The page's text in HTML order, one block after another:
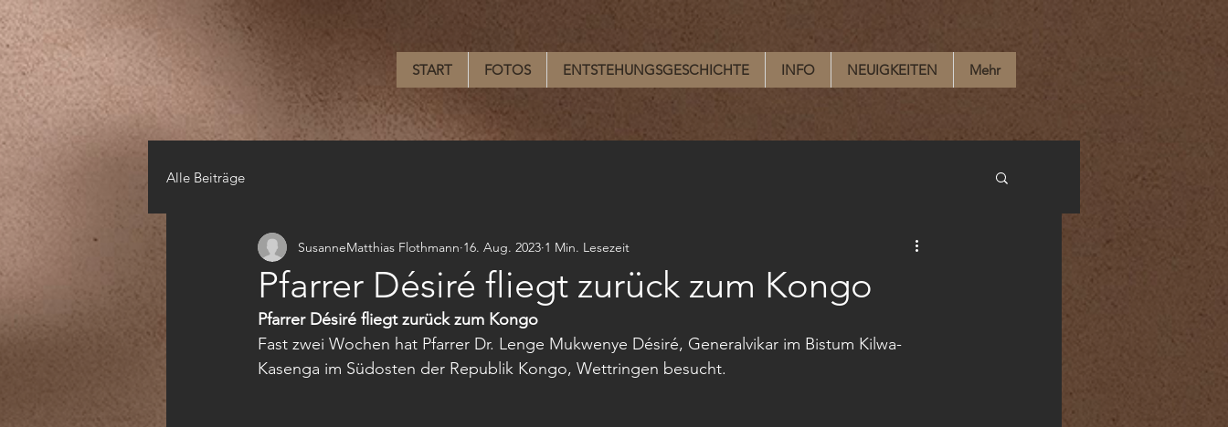
START FOTOS ENTSTEHUNGSGESCHICHTE INFO NEUIGKEITEN Mehr
Alle Beiträge
Pfarrer Désiré fliegt zurück zum Kongo
SusanneMatthias Flothmann 16. Aug. 2023 1 Min. Lesezeit
Pfarrer Désiré fliegt zurück zum Kongo
Fast zwei Wochen hat Pfarrer Dr. Lenge Mukwenye Désiré, Generalvikar im Bistum Kilwa-
Kasenga im Südosten der Republik Kongo, Wettringen besucht.